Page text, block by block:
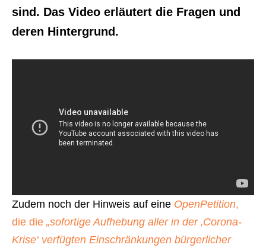
sind. Das Video erläutert die Fragen und
deren Hintergrund.
Zudem noch der Hinweis auf eine OpenPetition,
die die „sofortige Aufhebung aller in der ‚Corona-
Krise‘ verfügten Einschränkungen bürgerlicher